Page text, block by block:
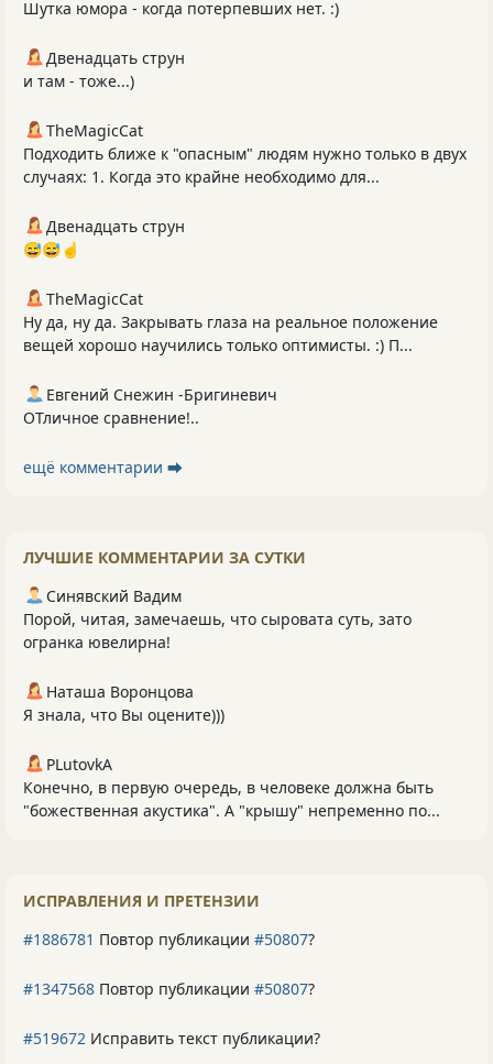
Шутка юмора - когда потерпевших нет. :)
Двенадцать струн
и там - тоже...)
TheMagicCat
Подходить ближе к "опасным" людям нужно только в двух
случаях: 1. Когда это крайне необходимо для...
Двенадцать струн
😅😅☝️
TheMagicCat
Ну да, ну да. Закрывать глаза на реальное положение
вещей хорошо научились только оптимисты. :) П...
Евгений Снежин -Бригиневич
ОТличное сравнение!..
ещё комментарии ⮕
ЛУЧШИЕ КОММЕНТАРИИ ЗА СУТКИ
Синявский Вадим
Порой, читая, замечаешь, что сыровата суть, зато
огранка ювелирна!
Наташа Воронцова
Я знала, что Вы оцените)))
PLutоvkА
Конечно, в первую очередь, в человеке должна быть
"божественная акустика". А "крышу" непременно по...
ИСПРАВЛЕНИЯ И ПРЕТЕНЗИИ
#1886781 Повтор публикации #50807?
#1347568 Повтор публикации #50807?
#519672 Исправить текст публикации?